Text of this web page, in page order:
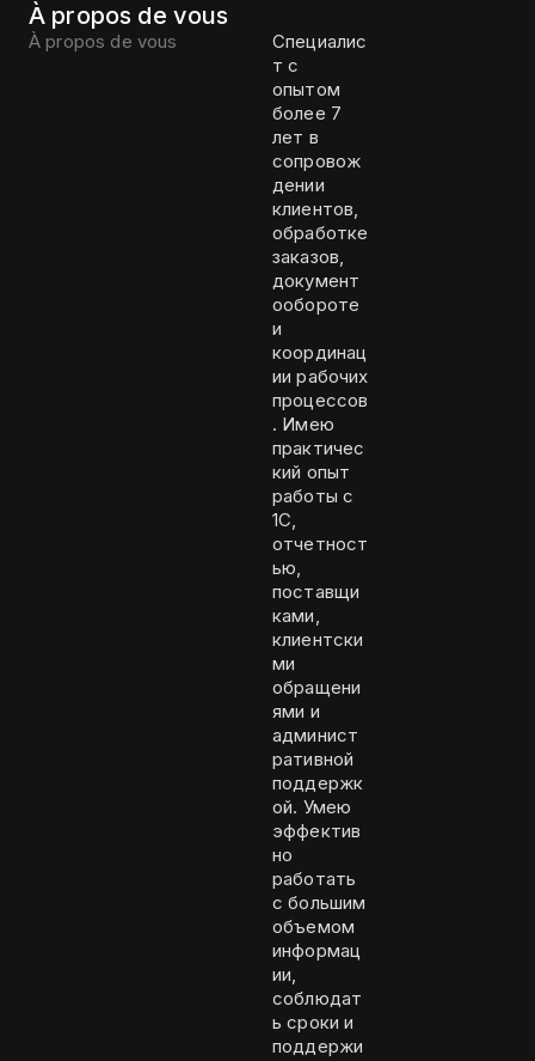
À propos de vous
À propos de vous
Специалис
т с
опытом
более 7
лет в
сопровож
дении
клиентов,
обработке
заказов,
документ
ообороте
и
координац
ии рабочих
процессов
. Имею
практичес
кий опыт
работы с
1С,
отчетност
ью,
поставщи
ками,
клиентски
ми
обращени
ями и
админист
ративной
поддержк
ой. Умею
эффектив
но
работать
с большим
объемом
информац
ии,
соблюдат
ь сроки и
поддержи